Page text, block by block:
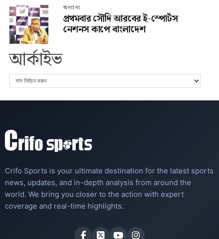
অন্যান্য
প্রথমবার সৌদি আরবের ই-স্পোর্টস
নেশনস কাপে বাংলাদেশ
আর্কাইভ
Crifo Sports is your ultimate destination for the latest sports
news, updates, and in-depth analysis from around the
world. We bring you closer to the action with expert
coverage and real-time highlights.